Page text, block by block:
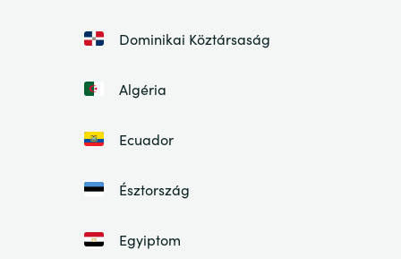
Dominikai Köztársaság
Algéria
Ecuador
Észtország
Egyiptom